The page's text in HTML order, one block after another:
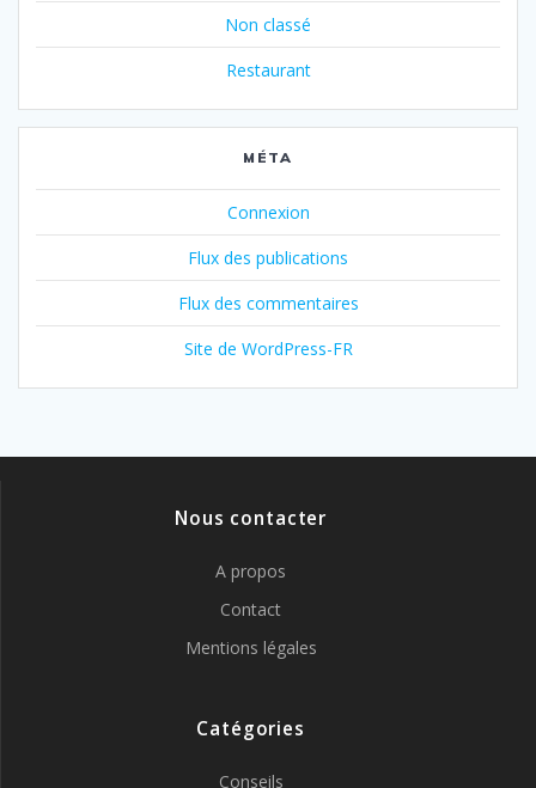
Non classé
Restaurant
MÉTA
Connexion
Flux des publications
Flux des commentaires
Site de WordPress-FR
Nous contacter
A propos
Contact
Mentions légales
Catégories
Conseils